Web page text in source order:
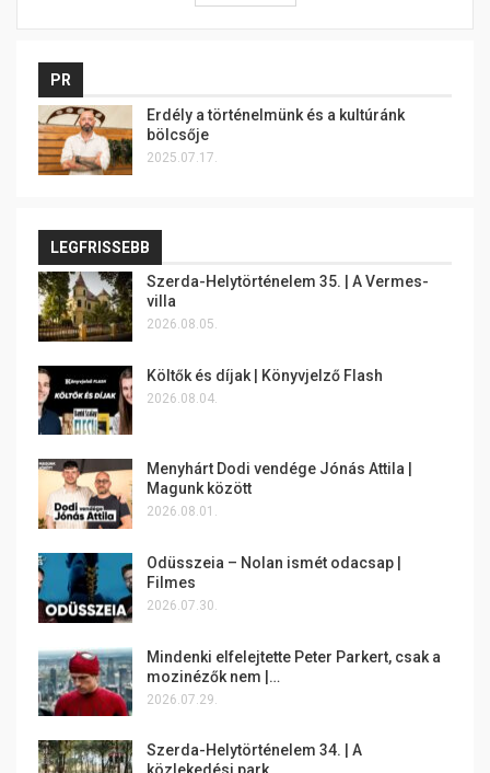
PR
Erdély a történelmünk és a kultúránk
bölcsője
2025.07.17.
LEGFRISSEBB
Szerda-Helytörténelem 35. | A Vermes-
villa
2026.08.05.
Költők és díjak | Könyvjelző Flash
2026.08.04.
Menyhárt Dodi vendége Jónás Attila |
Magunk között
2026.08.01.
Odüsszeia – Nolan ismét odacsap |
Filmes
2026.07.30.
Mindenki elfelejtette Peter Parkert, csak a
mozinézők nem |…
2026.07.29.
Szerda-Helytörténelem 34. | A